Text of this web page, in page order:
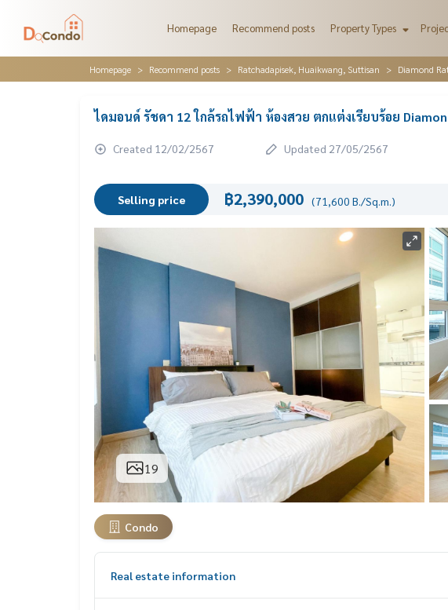
Homepage Recommend posts Property Types
Homepage Recommend posts Ratchadapisek, Huaikwang, Suttisan Diamond
ไดมอนด์ รัชดา 12 ใกล้รถไฟฟ้า ห้องสวย ตกแต่งเรียบร้อย
Created 12/02/2567 Updated 27/05/2567
Selling price ฿2,390,000 (71,600 B./Sq.m.)
19
Condo
Real estate information